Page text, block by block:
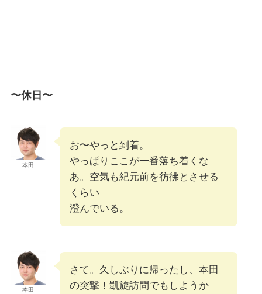
〜休日〜
本田
お〜やっと到着。
やっぱりここが一番落ち着くな
あ。空気も紀元前を彷彿とさせる
くらい
澄んでいる。
本田
さて。久しぶりに帰ったし、本田
の突撃！凱旋訪問でもしようか